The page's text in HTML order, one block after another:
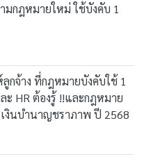
มกฎหมายใหม่ ใช้บังคับ 1
กจ้าง ที่กฎหมายบังคับใช้ 1
HR ต้องรู้ !!และกฎหมาย
งินบำนาญชราภาพ ปี 2568